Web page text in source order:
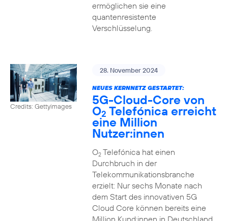
ermöglichen sie eine
quantenresistente
Verschlüsselung.
Credits: Gettyimages
28. November 2024
NEUES KERNNETZ GESTARTET:
5G-Cloud-Core von
O2 Telefónica erreicht
eine Million
Nutzer:innen
O2Telefónica hat einen
Durchbruch in der
Telekommunikationsbranche
erzielt: Nur sechs Monate nach
dem Start des innovativen 5G
Cloud Core können bereits eine
Million Kund:innen in Deutschland